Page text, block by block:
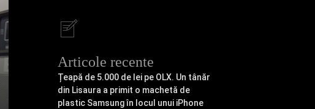
Articole recente
Țeapă de 5.000 de lei pe OLX. Un tânăr
din Lisaura a primit o machetă de
plastic Samsung în locul unui iPhone